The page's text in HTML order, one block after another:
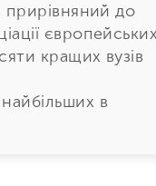
прирівняний до
європейських
кращих вузів
в